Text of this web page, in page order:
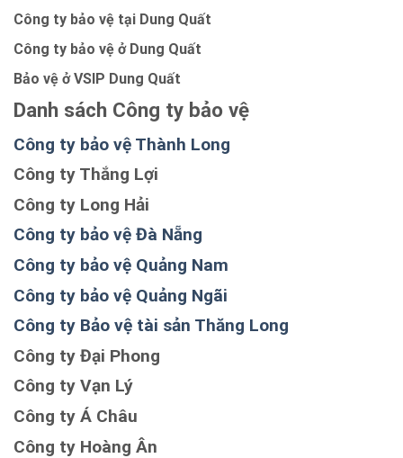
Công ty bảo vệ tại Dung Quất
Công ty bảo vệ ở Dung Quất
Bảo vệ ở VSIP Dung Quất
Danh sách Công ty bảo vệ
Công ty bảo vệ Thành Long
Công ty Thắng Lợi
Công ty Long Hải
Công ty bảo vệ Đà Nẵng
Công ty bảo vệ Quảng Nam
Công ty bảo vệ Quảng Ngãi
Công ty Bảo vệ tài sản Thăng Long
Công ty Đại Phong
Công ty Vạn Lý
Công ty Á Châu
Công ty Hoàng Ân